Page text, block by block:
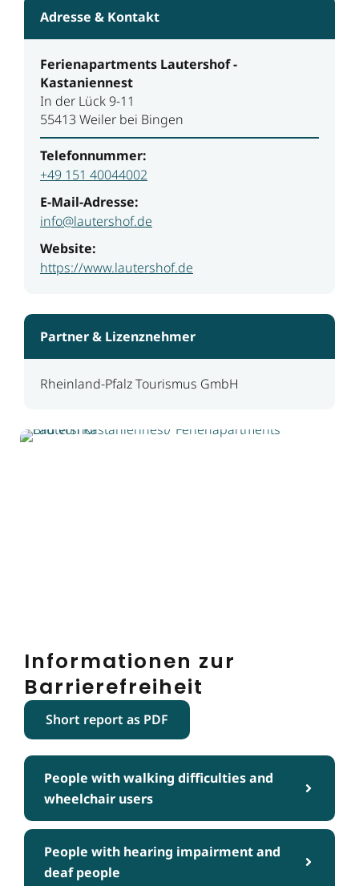
Adresse & Kontakt
Ferienapartments Lautershof -
Kastaniennest
In der Lück 9-11
55413 Weiler bei Bingen
Telefonnummer:
+49 151 40044002
E-Mail-Adresse:
info@lautershof.de
Website:
https://www.lautershof.de
Partner & Lizenznehmer
Rheinland-Pfalz Tourismus GmbH
Informationen zur
Barrierefreiheit
Short report as PDF
People with walking difficulties and
wheelchair users
People with hearing impairment and
deaf people